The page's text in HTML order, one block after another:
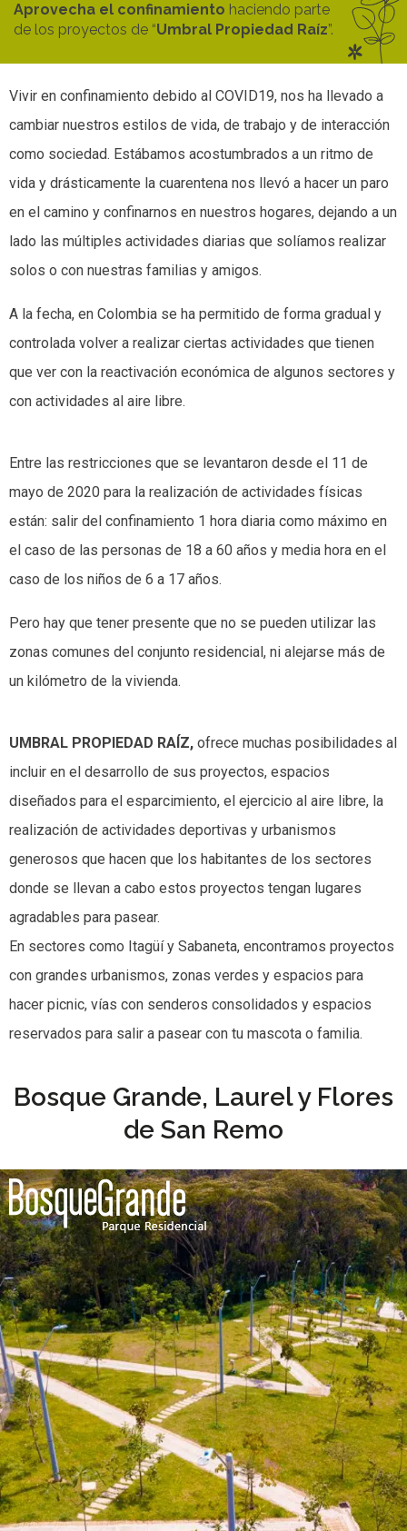
Aprovecha el confinamiento haciendo parte
de los proyectos de “Umbral Propiedad Raíz”.
Vivir en confinamiento debido al COVID19, nos ha llevado a
cambiar nuestros estilos de vida, de trabajo y de interacción
como sociedad. Estábamos acostumbrados a un ritmo de
vida y drásticamente la cuarentena nos llevó a hacer un paro
en el camino y confinarnos en nuestros hogares, dejando a un
lado las múltiples actividades diarias que solíamos realizar
solos o con nuestras familias y amigos.
A la fecha, en Colombia se ha permitido de forma gradual y
controlada volver a realizar ciertas actividades que tienen
que ver con la reactivación económica de algunos sectores y
con actividades al aire libre.
Entre las restricciones que se levantaron desde el 11 de
mayo de 2020 para la realización de actividades físicas
están: salir del confinamiento 1 hora diaria como máximo en
el caso de las personas de 18 a 60 años y media hora en el
caso de los niños de 6 a 17 años.
Pero hay que tener presente que no se pueden utilizar las
zonas comunes del conjunto residencial, ni alejarse más de
un kilómetro de la vivienda.
UMBRAL PROPIEDAD RAÍZ, ofrece muchas posibilidades al
incluir en el desarrollo de sus proyectos, espacios
diseñados para el esparcimiento, el ejercicio al aire libre, la
realización de actividades deportivas y urbanismos
generosos que hacen que los habitantes de los sectores
donde se llevan a cabo estos proyectos tengan lugares
agradables para pasear.
En sectores como Itagüí y Sabaneta, encontramos proyectos
con grandes urbanismos, zonas verdes y espacios para
hacer picnic, vías con senderos consolidados y espacios
reservados para salir a pasear con tu mascota o familia.
Bosque Grande, Laurel y Flores
de San Remo